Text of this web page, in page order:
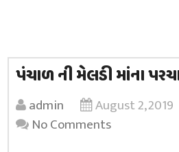
પંચાળ ની મેલડી માંના
admin August 2, 2019
No Comments